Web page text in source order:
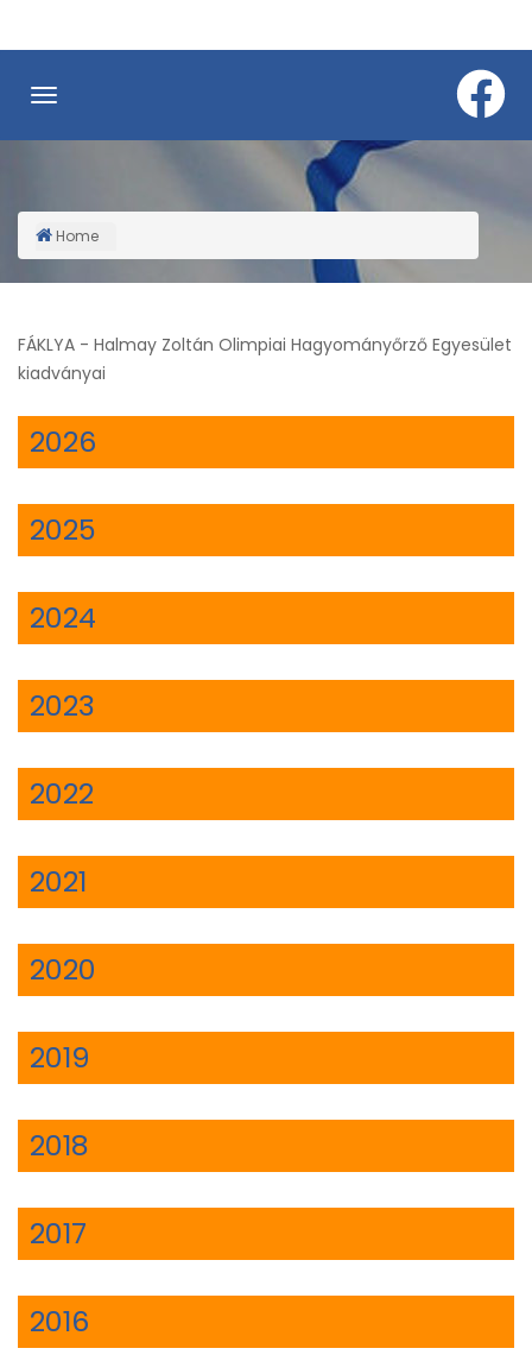
content
Breadcrumb
Home
FÁKLYA - Halmay Zoltán Olimpiai Hagyományőrző Egyesület
kiadványai
2026
2025
2024
2023
2022
2021
2020
2019
2018
2017
2016